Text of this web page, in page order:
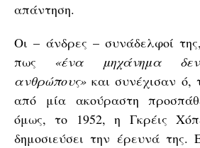
απάντηση.
Οι – άνδρες – συνάδελφοί
πως «ένα μηχάνημα
ανθρώπους» και συνέχισαν ό,
από μία ακούραστη
όμως, το 1952, η Γκρέις
δημοσιεύσει την έρευνά της.